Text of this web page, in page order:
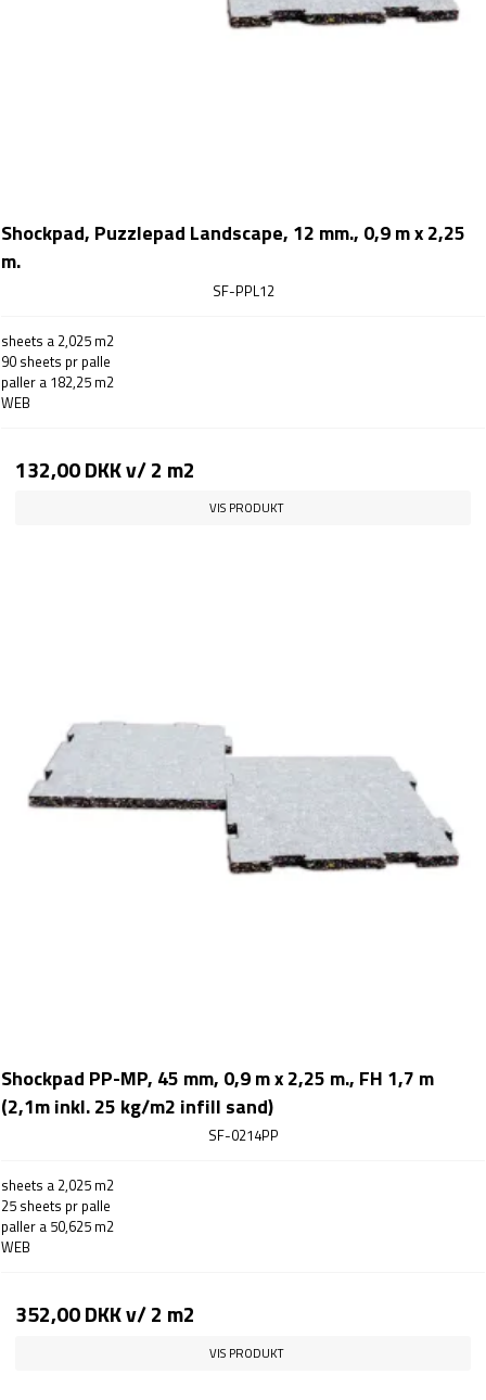
Shockpad, Puzzlepad Landscape, 12 mm., 0,9 m x 2,25
m.
SF-PPL12
sheets a 2,025 m2
90 sheets pr palle
paller a 182,25 m2
WEB
132,00 DKKv/ 2 m2
VIS PRODUKT
Shockpad PP-MP, 45 mm, 0,9 m x 2,25 m., FH 1,7 m
(2,1m inkl. 25 kg/m2 infill sand)
SF-0214PP
sheets a 2,025 m2
25 sheets pr palle
paller a 50,625 m2
WEB
352,00 DKKv/ 2 m2
VIS PRODUKT